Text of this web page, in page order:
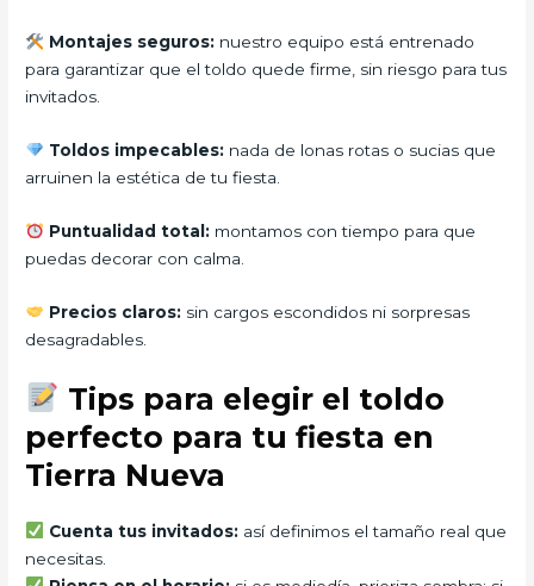
Montajes seguros:nuestro equipo está entrenado
para garantizar que el toldo quede firme, sin riesgo para tus
invitados.
Toldos impecables:nada de lonas rotas o sucias que
arruinen la estética de tu fiesta.
Puntualidad total:montamos con tiempo para que
puedas decorar con calma.
Precios claros:sin cargos escondidos ni sorpresas
desagradables.
Tips para elegir el toldo
perfecto para tu fiesta en
Tierra Nueva
Cuenta tus invitados:así definimos el tamaño real que
necesitas.